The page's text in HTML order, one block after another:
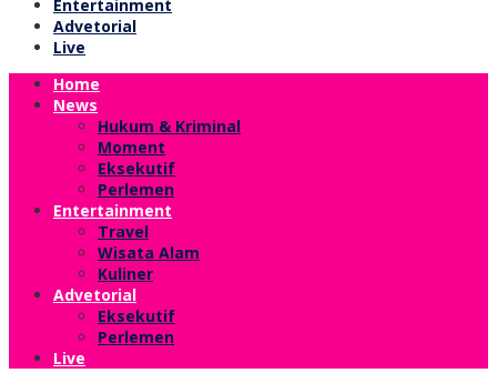
Entertainment
Advetorial
Live
Home
News
Hukum & Kriminal
Moment
Eksekutif
Perlemen
Entertainment
Travel
Wisata Alam
Kuliner
Advetorial
Eksekutif
Perlemen
Live